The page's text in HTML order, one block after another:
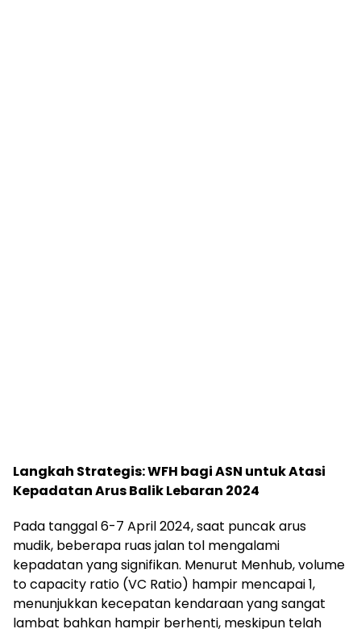
Langkah Strategis: WFH bagi ASN untuk Atasi
Kepadatan Arus Balik Lebaran 2024
Pada tanggal 6-7 April 2024, saat puncak arus
mudik, beberapa ruas jalan tol mengalami
kepadatan yang signifikan. Menurut Menhub, volume
to capacity ratio (VC Ratio) hampir mencapai 1,
menunjukkan kecepatan kendaraan yang sangat
lambat bahkan hampir berhenti, meskipun telah